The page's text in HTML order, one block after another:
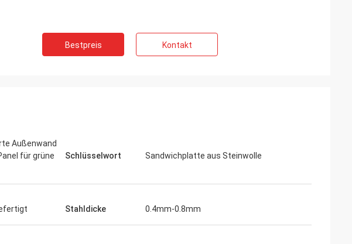
Bestpreis Kontakt
Außenwand
für grüne
Schlüsselwort Sandwichplatte aus Steinwolle
Stahldicke 0.4mm-0.8mm